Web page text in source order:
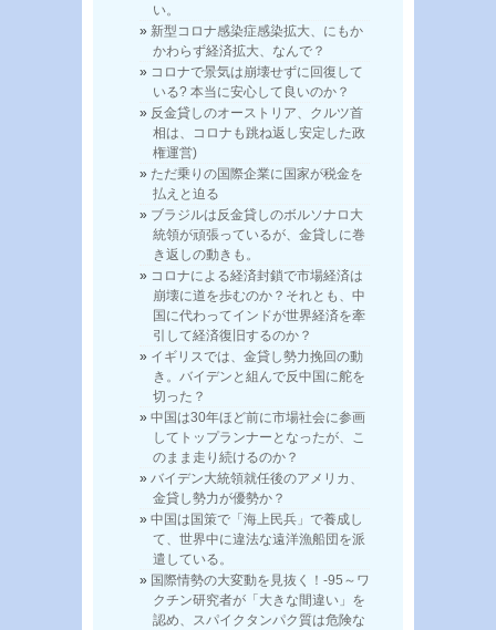
い。
新型コロナ感染症感染拡大、にもか
かわらず経済拡大、なんで？
コロナで景気は崩壊せずに回復して
いる? 本当に安心して良いのか？
反金貸しのオーストリア、クルツ首
相は、コロナも跳ね返し安定した政
権運営)
ただ乗りの国際企業に国家が税金を
払えと迫る
ブラジルは反金貸しのボルソナロ大
統領が頑張っているが、金貸しに巻
き返しの動きも。
コロナによる経済封鎖で市場経済は
崩壊に道を歩むのか？それとも、中
国に代わってインドが世界経済を牽
引して経済復旧するのか？
イギリスでは、金貸し勢力挽回の動
き。バイデンと組んで反中国に舵を
切った？
中国は30年ほど前に市場社会に参画
してトップランナーとなったが、こ
のまま走り続けるのか？
バイデン大統領就任後のアメリカ、
金貸し勢力が優勢か？
中国は国策で「海上民兵」で養成し
て、世界中に違法な遠洋漁船団を派
遣している。
国際情勢の大変動を見抜く！-95～ワ
クチン研究者が「大きな間違い」を
認め、スパイクタンパク質は危険な